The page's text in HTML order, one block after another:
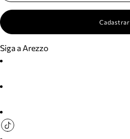
Cadastrar
Siga a Arezzo